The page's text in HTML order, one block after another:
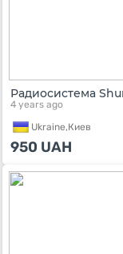
Радиосистема
4 years ago
Ukraine,Киев
950 UAH